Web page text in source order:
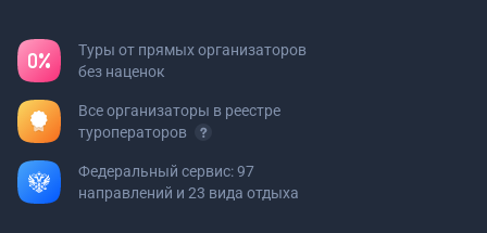
Туры от прямых организаторов
без наценок
Все организаторы в реестре
туроператоров
Федеральный сервис: 97
направлений и 23 вида отдыха